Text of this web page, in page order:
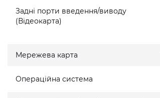
Задні порти введення/виводу
(Відеокарта)
Мережева карта
Операційна система